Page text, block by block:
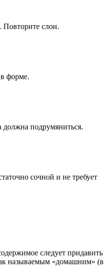
Повторите слои.
форме.
должна подрумяниться.
сочной и не требует
следует придавить
называемым «домашним» (в